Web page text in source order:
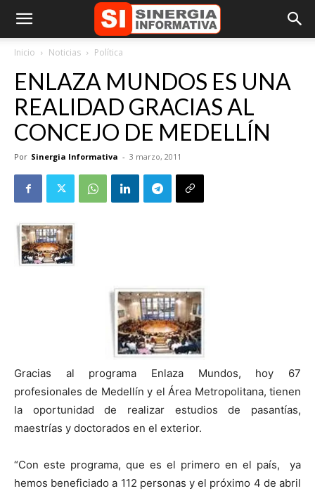
Inicio Noticias Política
ENLAZA MUNDOS ES UNA
REALIDAD GRACIAS AL
CONCEJO DE MEDELLÍN
Por Sinergia Informativa - 3 marzo, 2011
Gracias al programa Enlaza Mundos, hoy 67
profesionales de Medellín y el Área Metropolitana, tienen
la oportunidad de realizar estudios de pasantías,
maestrías y doctorados en el exterior.
“Con este programa, que es el primero en el país, ya
hemos beneficiado a 112 personas y el próximo 4 de abril